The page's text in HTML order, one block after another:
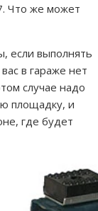
Что же может
если выполнять
в гараже нет
случае надо
площадку, и
где будет